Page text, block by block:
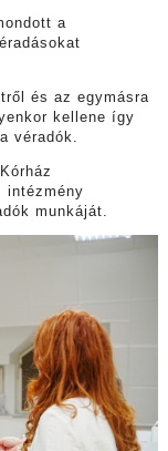
a
és az egymásra
kellene így
véradók.
intézmény
munkáját.